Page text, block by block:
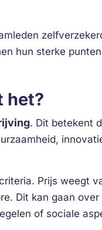
hun sterke
het?
. Dit betekent
Prijs weegt
Dit kan gaan
of sociale